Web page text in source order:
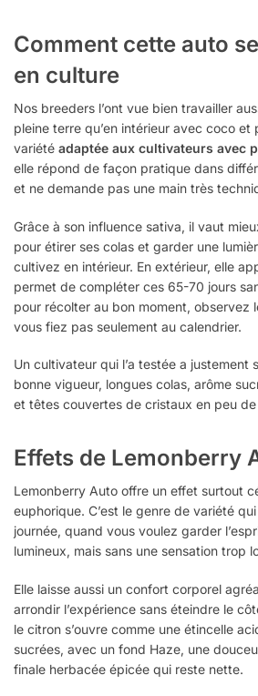
Comment cette auto
en culture
Nos breeders l’ont vue bien travailler
pleine terre qu’en intérieur avec coco et
variété adaptée aux cultivateurs avec
elle répond de façon pratique dans
et ne demande pas une main très
Grâce à son influence sativa, il vaut
pour étirer ses colas et garder une
cultivez en intérieur. En extérieur, elle
permet de compléter ces 65-70 jours
pour récolter au bon moment, observez
vous fiez pas seulement au calendrier.
Un cultivateur qui l’a testée a justement
bonne vigueur, longues colas, arôme
et têtes couvertes de cristaux en peu
Effets de Lemonberry
Lemonberry Auto offre un effet surtout
euphorique. C’est le genre de variété
journée, quand vous voulez garder
lumineux, mais sans une sensation trop
Elle laisse aussi un confort corporel
arrondir l’expérience sans éteindre le
le citron s’ouvre comme une étincelle
sucrées, avec un fond Haze, une
finale herbacée épicée qui reste nette.